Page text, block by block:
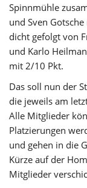
Spinnmühle
und Sven
dicht gefolgt von
und Karlo
mit 2/10 Pkt.
Das soll nun der
die jeweils am
Alle Mitglieder
Platzierungen
und gehen in die
Kürze auf der
Mitglieder